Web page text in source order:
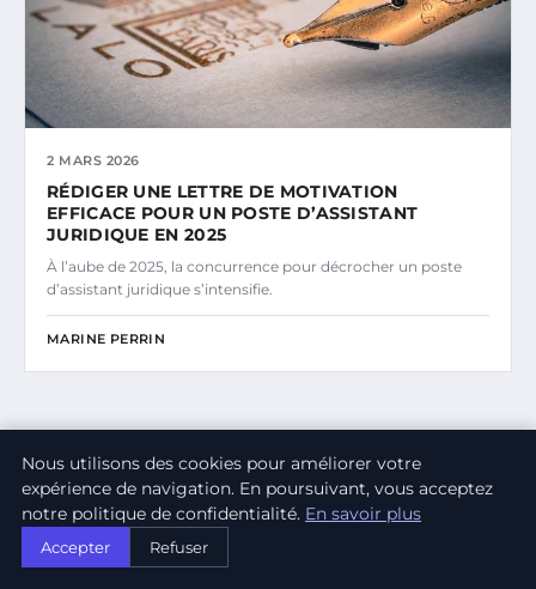
2 MARS 2026
RÉDIGER UNE LETTRE DE MOTIVATION
EFFICACE POUR UN POSTE D’ASSISTANT
JURIDIQUE EN 2025
À l’aube de 2025, la concurrence pour décrocher un poste
d’assistant juridique s’intensifie.
MARINE PERRIN
NEWSLETTER
Inscrivez-vous pour recevoir nos derniers articles
directement dans votre boîte mail.
Nous utilisons des cookies pour améliorer votre
expérience de navigation. En poursuivant, vous acceptez
notre politique de confidentialité. En savoir plus
Accepter Refuser